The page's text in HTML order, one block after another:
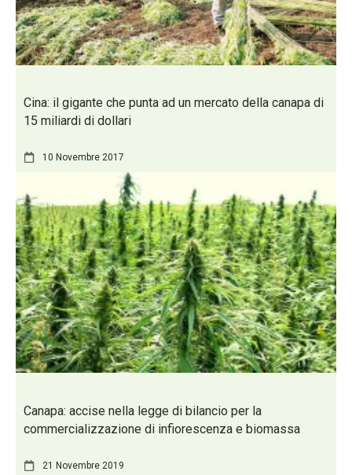
Cina: il gigante che punta ad un mercato della canapa di
15 miliardi di dollari
10 Novembre 2017
Canapa: accise nella legge di bilancio per la
commercializzazione di infiorescenza e biomassa
21 Novembre 2019